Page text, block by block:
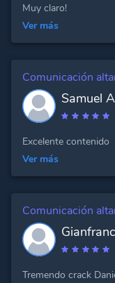
Muy claro!
Ver más
Comunicación
Samuel
Excelente contenido
Ver más
Comunicación
Tremendo crack